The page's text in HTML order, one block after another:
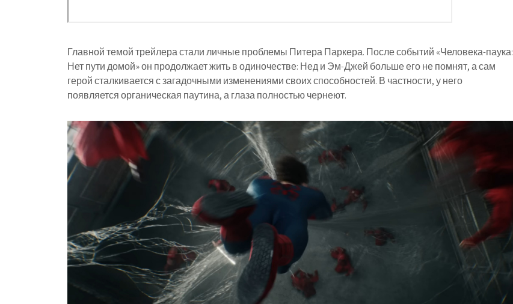
Главной темой трейлера стали личные проблемы Питера Паркера. После событий «Человека-паука:
Нет пути домой» он продолжает жить в одиночестве: Нед и Эм-Джей больше его не помнят, а сам
герой сталкивается с загадочными изменениями своих способностей. В частности, у него
появляется органическая паутина, а глаза полностью чернеют.